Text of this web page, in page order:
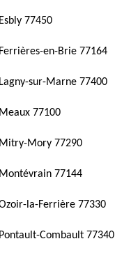
77450
en-Brie 77164
sur-Marne 77400
77100
Mory 77290
77144
la-Ferrière 77330
Combault 77340